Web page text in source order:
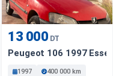
13 000 DT
Peugeot 106 1997
1997
400 000 km